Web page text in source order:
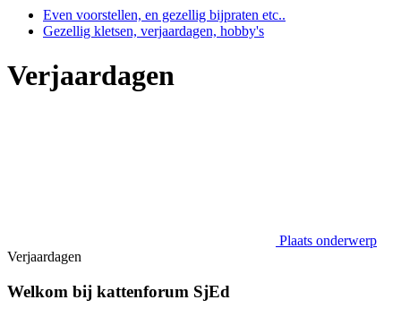
Even voorstellen, en gezellig bijpraten etc..
Gezellig kletsen, verjaardagen, hobby's
Verjaardagen
Plaats onderwerp
Verjaardagen
Welkom bij kattenforum SjEd